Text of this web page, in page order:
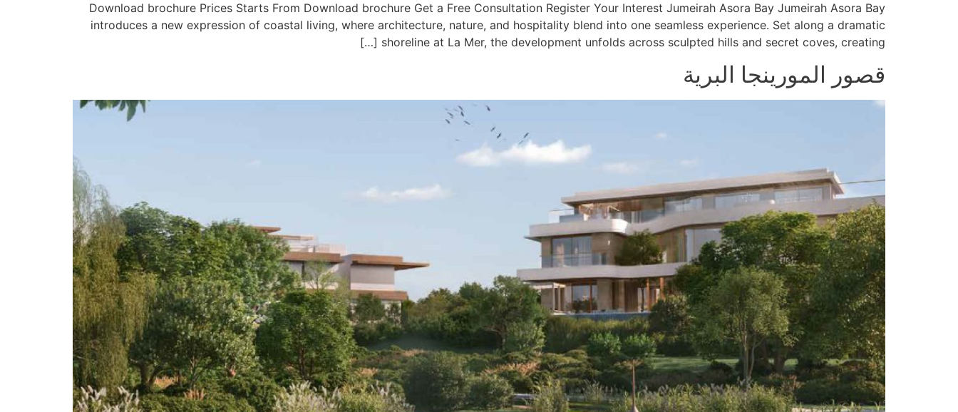
Download brochure Prices Starts From Download brochure Get a Free Consultation Register Your Interest Jumeirah Asora Bay Jumeirah Asora Bay
introduces a new expression of coastal living, where architecture, nature, and hospitality blend into one seamless experience. Set along a dramatic
shoreline at La Mer, the development unfolds across sculpted hills and secret coves, creating […]
قصور المورينجا البرية